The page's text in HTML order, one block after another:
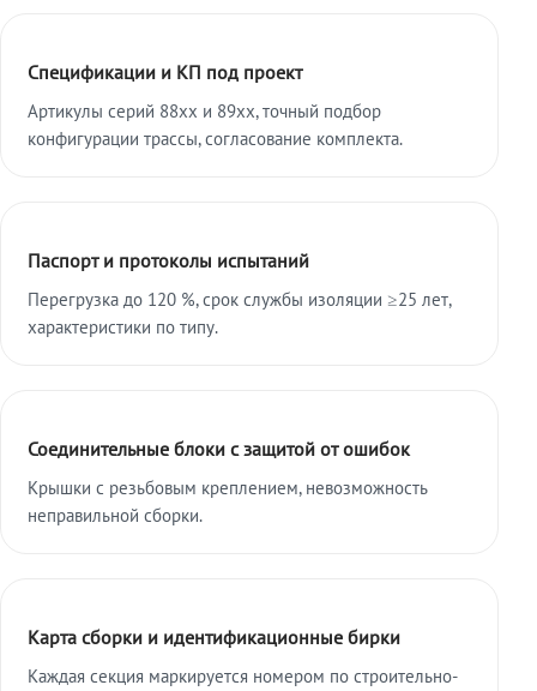
Спецификации и КП под проект
Артикулы серий 88xx и 89xx, точный подбор
конфигурации трассы, согласование комплекта.
Паспорт и протоколы испытаний
Перегрузка до 120 %, срок службы изоляции ≥25 лет,
характеристики по типу.
Соединительные блоки с защитой от ошибок
Крышки с резьбовым креплением, невозможность
неправильной сборки.
Карта сборки и идентификационные бирки
Каждая секция маркируется номером по строительно-